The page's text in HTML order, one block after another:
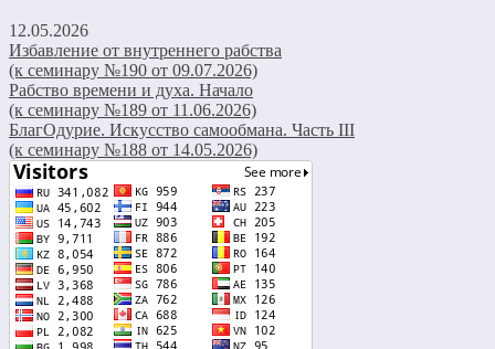
12.05.2026
Избавление от внутреннего рабства
(к семинару №190 от 09.07.2026)
Рабство времени и духа. Начало
(к семинару №189 от 11.06.2026)
БлагОдурие. Искусство самообмана. Часть III
(к семинару №188 от 14.05.2026)